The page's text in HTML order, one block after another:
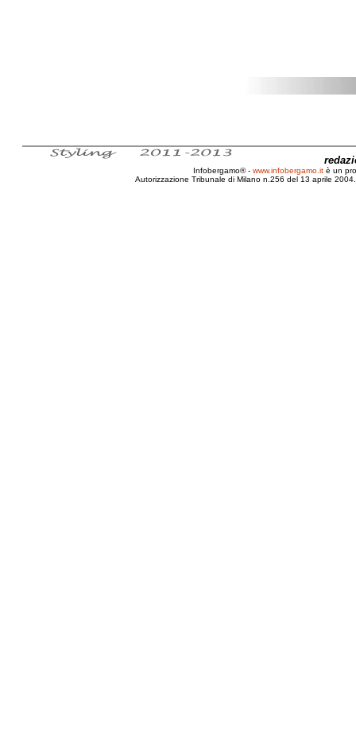
Infobergamo® - www.infobergamo.it è un
Autorizzazione Tribunale di Milano n.256 del 13 aprile